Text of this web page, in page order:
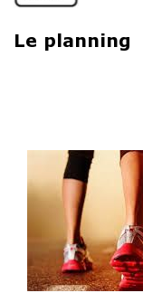
Le planning